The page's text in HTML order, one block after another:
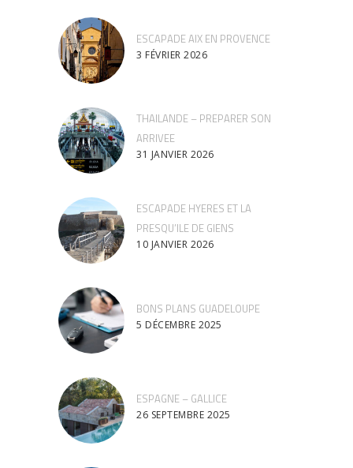
ESCAPADE AIX EN PROVENCE
3 FÉVRIER 2026
THAILANDE – PREPARER SON
ARRIVEE
31 JANVIER 2026
ESCAPADE HYERES ET LA
PRESQU’ILE DE GIENS
10 JANVIER 2026
BONS PLANS GUADELOUPE
5 DÉCEMBRE 2025
ESPAGNE – GALLICE
26 SEPTEMBRE 2025